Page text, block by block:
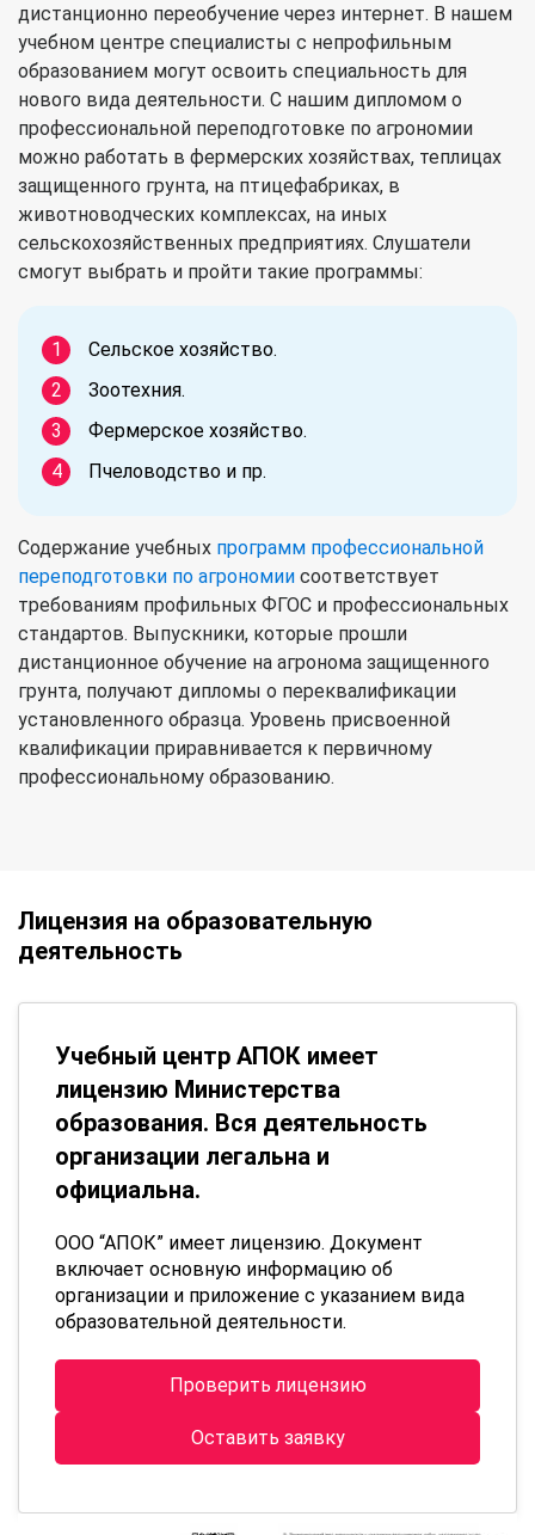
дистанционно переобучение через интернет. В нашем
учебном центре специалисты с непрофильным
образованием могут освоить специальность для
нового вида деятельности. С нашим дипломом о
профессиональной переподготовке по агрономии
можно работать в фермерских хозяйствах, теплицах
защищенного грунта, на птицефабриках, в
животноводческих комплексах, на иных
сельскохозяйственных предприятиях. Слушатели
смогут выбрать и пройти такие программы:
Сельское хозяйство.
Зоотехния.
Фермерское хозяйство.
Пчеловодство и пр.
Содержание учебных программ профессиональной
переподготовки по агрономии соответствует
требованиям профильных ФГОС и профессиональных
стандартов. Выпускники, которые прошли
дистанционное обучение на агронома защищенного
грунта, получают дипломы о переквалификации
установленного образца. Уровень присвоенной
квалификации приравнивается к первичному
профессиональному образованию.
Лицензия на образовательную
деятельность
Учебный центр АПОК имеет
лицензию Министерства
образования. Вся деятельность
организации легальна и
официальна.
ООО “АПОК” имеет лицензию. Документ
включает основную информацию об
организации и приложение с указанием вида
образовательной деятельности.
Проверить лицензию
Оставить заявку